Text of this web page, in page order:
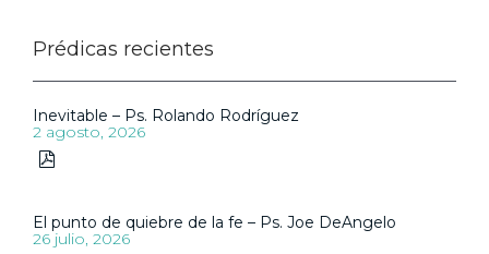
Prédicas recientes
Inevitable – Ps. Rolando Rodríguez
2 agosto, 2026

El punto de quiebre de la fe – Ps. Joe DeAngelo
26 julio, 2026